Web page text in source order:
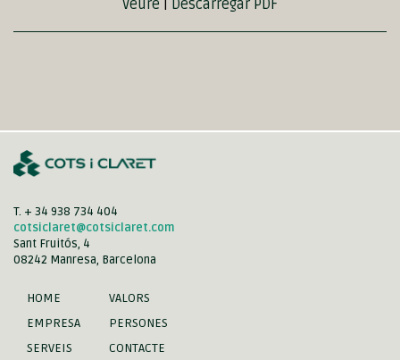
Veure Descarregar PDF
T. + 34 938 734 404
cotsiclaret@cotsiclaret.com
Sant Fruitós, 4
08242 Manresa, Barcelona
HOME
EMPRESA
SERVEIS
VALORS
PERSONES
CONTACTE